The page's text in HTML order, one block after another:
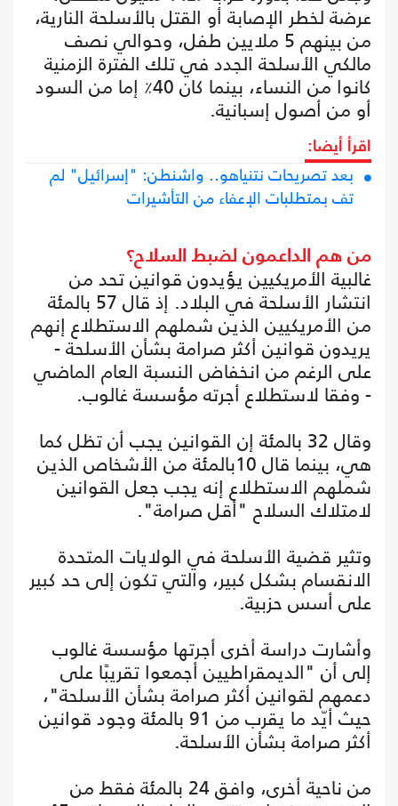
عرضة لخطر الإصابة أو القتل بالأسلحة النارية،
من بينهم 5 ملايين طفل، وحوالي نصف
مالكي الأسلحة الجدد في تلك الفترة الزمنية
كانوا من النساء، بينما كان 40٪ إما من السود
أو من أصول إسبانية.
اقرأ أيضا:
بعد تصريحات نتنياهو.. واشنطن: "إسرائيل" لم
تف بمتطلبات الإعفاء من التأشيرات
من هم الداعمون لضبط السلاح؟
غالبية الأمريكيين يؤيدون قوانين تحد من
انتشار الأسلحة في البلاد. إذ قال 57 بالمئة
من الأمريكيين الذين شملهم الاستطلاع إنهم
يريدون قوانين أكثر صرامة بشأن الأسلحة -
على الرغم من انخفاض النسبة العام الماضي
- وفقا لاستطلاع أجرته مؤسسة غالوب.
وقال 32 بالمئة إن القوانين يجب أن تظل كما
هي، بينما قال 10بالمئة من الأشخاص الذين
شملهم الاستطلاع إنه يجب جعل القوانين
لامتلاك السلاح "أقل صرامة".
وتثير قضية الأسلحة في الولايات المتحدة
الانقسام بشكل كبير، والتي تكون إلى حد كبير
على أسس حزبية.
وأشارت دراسة أخرى أجرتها مؤسسة غالوب
إلى أن "الديمقراطيين أجمعوا تقريبًا على
دعمهم لقوانين أكثر صرامة بشأن الأسلحة"،
حيث أيّد ما يقرب من 91 بالمئة وجود قوانين
أكثر صرامة بشأن الأسلحة.
من ناحية أخرى، وافق 24 بالمئة فقط من